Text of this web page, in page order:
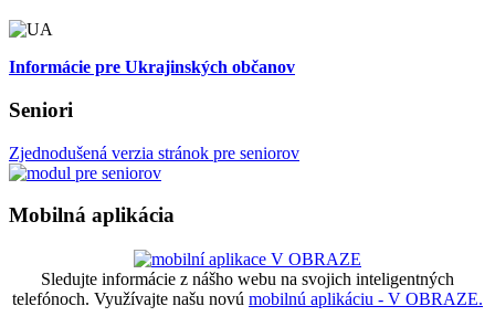
Informácie pre Ukrajinských občanov
Seniori
Zjednodušená verzia stránok pre seniorov
Mobilná aplikácia
Sledujte informácie z nášho webu na svojich inteligentných
telefónoch. Využívajte našu novú mobilnú aplikáciu - V OBRAZE.